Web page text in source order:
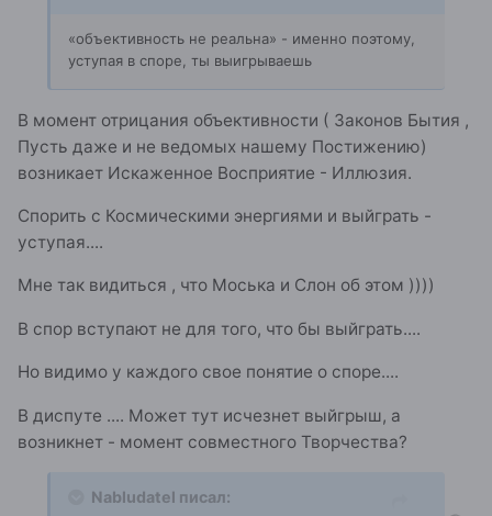
«объективность не реальна» - именно поэтому,
уступая в споре, ты выигрываешь
В момент отрицания объективности ( Законов Бытия ,
Пусть даже и не ведомых нашему Постижению)
возникает Искаженное Восприятие - Иллюзия.
Спорить с Космическими энергиями и выйграть -
уступая....
Мне так видиться , что Моська и Слон об этом ))))
В спор вступают не для того, что бы выйграть....
Но видимо у каждого свое понятие о споре....
В диспуте .... Может тут исчезнет выйгрыш, а
возникнет - момент совместного Творчества?
Nabludatel писал: